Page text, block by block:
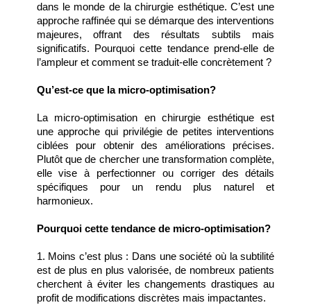
dans le monde de la chirurgie esthétique. C’est une
approche raffinée qui se démarque des interventions
majeures, offrant des résultats subtils mais
significatifs. Pourquoi cette tendance prend-elle de
l’ampleur et comment se traduit-elle concrètement ?
Qu’est-ce que la micro-optimisation?
La micro-optimisation en chirurgie esthétique est
une approche qui privilégie de petites interventions
ciblées pour obtenir des améliorations précises.
Plutôt que de chercher une transformation complète,
elle vise à perfectionner ou corriger des détails
spécifiques pour un rendu plus naturel et
harmonieux.
Pourquoi cette tendance de micro-optimisation?
1. Moins c’est plus : Dans une société où la subtilité
est de plus en plus valorisée, de nombreux patients
cherchent à éviter les changements drastiques au
profit de modifications discrètes mais impactantes.